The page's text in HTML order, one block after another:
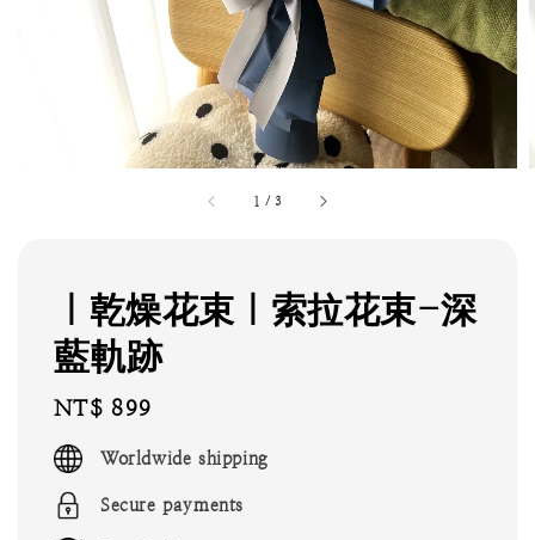
1 /3
｜乾燥花束｜索拉花束-深
藍軌跡
Regular
price
NT$ 899
Worldwide shipping
Secure payments